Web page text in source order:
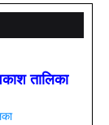
तालिका